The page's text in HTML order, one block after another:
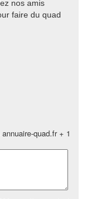
nos amis
faire du quad
quad.fr + 1